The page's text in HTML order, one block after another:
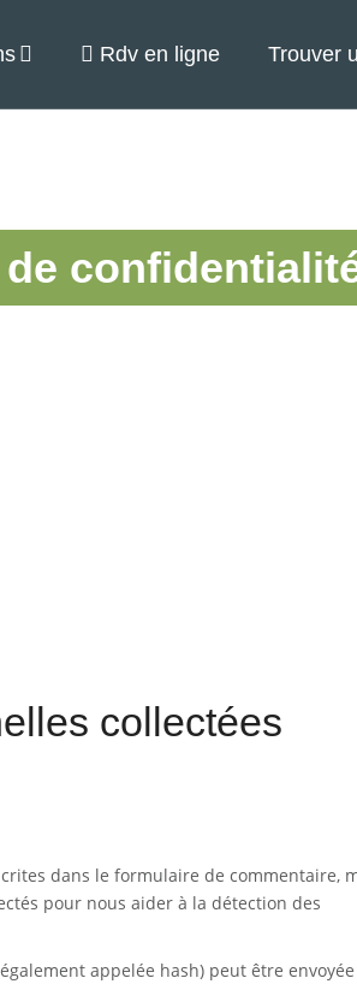
Rdv en ligne Trouver
collectées
dans le formulaire de commentaire,
pour nous aider à la détection des
appelée hash) peut être